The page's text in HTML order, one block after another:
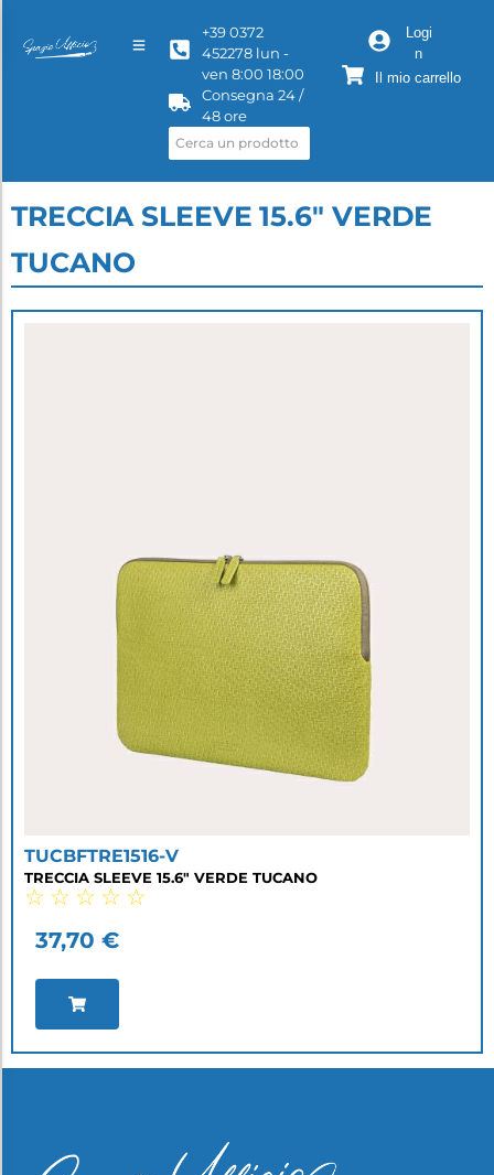
+39 0372
452278 lun -
ven 8:00 18:00
Consegna 24 /
48 ore
Logi
n
Il mio carrello
TRECCIA SLEEVE 15.6" VERDE
TUCANO
TUCBFTRE1516-V
TRECCIA SLEEVE 15.6" VERDE TUCANO
☆ ☆ ☆ ☆ ☆
37,70 €